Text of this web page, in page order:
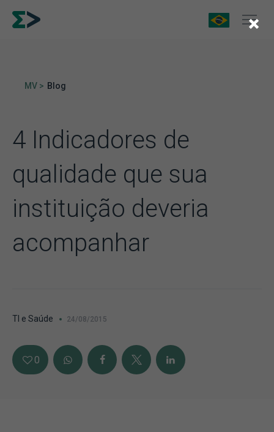
MV > Blog
4 Indicadores de
qualidade que sua
instituição deveria
acompanhar
TI e Saúde 24/08/2015
0
×